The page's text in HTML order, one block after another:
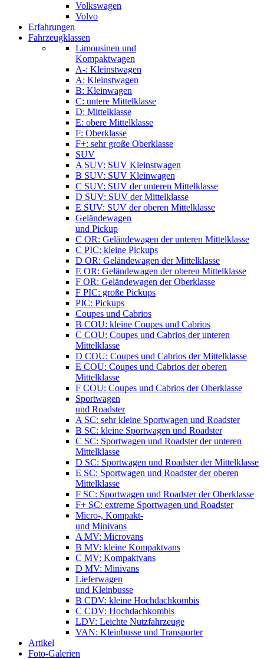
Volkswagen
Volvo
Erfahrungen
Fahrzeugklassen
Limousinen und
Kompaktwagen
A-: Kleinstwagen
A: Kleinstwagen
B: Kleinwagen
C: untere Mittelklasse
D: Mittelklasse
E: obere Mittelklasse
F: Oberklasse
F+: sehr große Oberklasse
SUV
A SUV: SUV Kleinstwagen
B SUV: SUV Kleinwagen
C SUV: SUV der unteren Mittelklasse
D SUV: SUV der Mittelklasse
E SUV: SUV der oberen Mittelklasse
Geländewagen
und Pickup
C OR: Geländewagen der unteren Mittelklasse
C PIC: kleine Pickups
D OR: Geländewagen der Mittelklasse
E OR: Geländewagen der oberen Mittelklasse
F OR: Geländewagen der Oberklasse
F PIC: große Pickups
PIC: Pickups
Coupes und Cabrios
B COU: kleine Coupes und Cabrios
C COU: Coupes und Cabrios der unteren
Mittelklasse
D COU: Coupes und Cabrios der Mittelklasse
E COU: Coupes und Cabrios der oberen
Mittelklasse
F COU: Coupes und Cabrios der Oberklasse
Sportwagen
und Roadster
A SC: sehr kleine Sportwagen und Roadster
B SC: kleine Sportwagen und Roadster
C SC: Sportwagen und Roadster der unteren
Mittelklasse
D SC: Sportwagen und Roadster der Mittelklasse
E SC: Sportwagen und Roadster der oberen
Mittelklasse
F SC: Sportwagen und Roadster der Oberklasse
F+ SC: extreme Sportwagen und Roadster
Micro-, Kompakt-
und Minivans
A MV: Microvans
B MV: kleine Kompaktvans
C MV: Kompaktvans
D MV: Minivans
Lieferwagen
und Kleinbusse
B CDV: kleine Hochdachkombis
C CDV: Hochdachkombis
LDV: Leichte Nutzfahrzeuge
VAN: Kleinbusse und Transporter
Artikel
Foto-Galerien